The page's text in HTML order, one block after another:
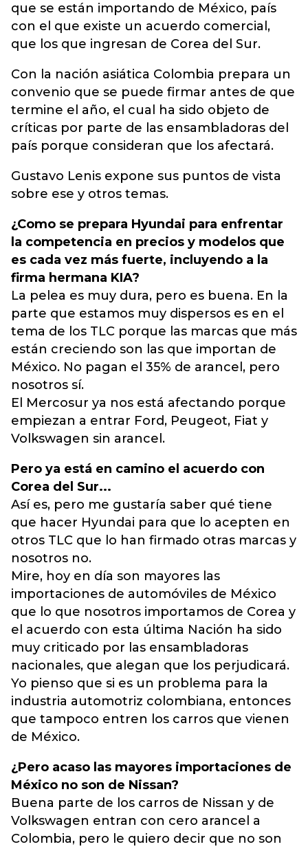
que se están importando de México, país
con el que existe un acuerdo comercial,
que los que ingresan de Corea del Sur.
Con la nación asiática Colombia prepara un
convenio que se puede firmar antes de que
termine el año, el cual ha sido objeto de
críticas por parte de las ensambladoras del
país porque consideran que los afectará.
Gustavo Lenis expone sus puntos de vista
sobre ese y otros temas.
¿Como se prepara Hyundai para enfrentar
la competencia en precios y modelos que
es cada vez más fuerte, incluyendo a la
firma hermana KIA?
La pelea es muy dura, pero es buena. En la
parte que estamos muy dispersos es en el
tema de los TLC porque las marcas que más
están creciendo son las que importan de
México. No pagan el 35% de arancel, pero
nosotros sí.
El Mercosur ya nos está afectando porque
empiezan a entrar Ford, Peugeot, Fiat y
Volkswagen sin arancel.
Pero ya está en camino el acuerdo con
Corea del Sur...
Así es, pero me gustaría saber qué tiene
que hacer Hyundai para que lo acepten en
otros TLC que lo han firmado otras marcas y
nosotros no.
Mire, hoy en día son mayores las
importaciones de automóviles de México
que lo que nosotros importamos de Corea y
el acuerdo con esta última Nación ha sido
muy criticado por las ensambladoras
nacionales, que alegan que los perjudicará.
Yo pienso que si es un problema para la
industria automotriz colombiana, entonces
que tampoco entren los carros que vienen
de México.
¿Pero acaso las mayores importaciones de
México no son de Nissan?
Buena parte de los carros de Nissan y de
Volkswagen entran con cero arancel a
Colombia, pero le quiero decir que no son